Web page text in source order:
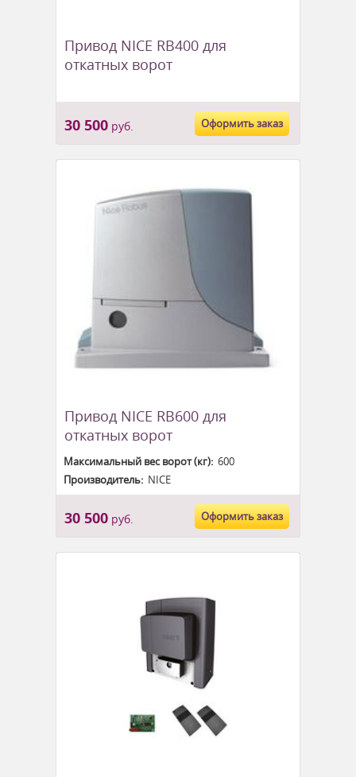
Привод NICE RB400 для
откатных ворот
30 500руб. Оформить заказ
Привод NICE RB600 для
откатных ворот
Максимальный вес ворот (кг):600
Производитель:NICE
30 500руб. Оформить заказ